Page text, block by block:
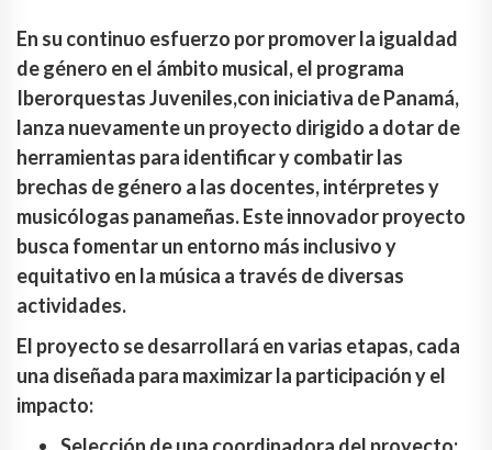
En su continuo esfuerzo por promover la igualdad
de género en el ámbito musical, el programa
Iberorquestas Juveniles,con iniciativa de Panamá,
lanza nuevamente un proyecto dirigido a dotar de
herramientas para identificar y combatir las
brechas de género a las docentes, intérpretes y
musicólogas panameñas. Este innovador proyecto
busca fomentar un entorno más inclusivo y
equitativo en la música a través de diversas
actividades.
El proyecto se desarrollará en varias etapas, cada
una diseñada para maximizar la participación y el
impacto: